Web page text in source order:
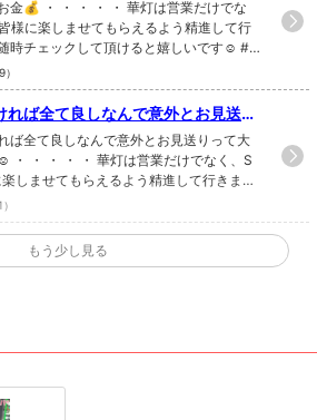
SNSも皆様に楽しませてもらえるよ
行きますので随時チェックして頂け
です☺️#新宿 #キャバクラ #華灯 #ti
金💰 ・ ・ ・ ・ ・ 華灯は営業だけでな
様に楽しませてもらえるよう精進して行
時チェックして頂けると嬉しいです☺️ #
インスタのフォローといいね！もお願い
れば全て良しなんで意外とお見送り
すよね☺️ ・ ・ ・ ・ ・ 華灯は営業だ
SNSも皆様に楽しませてもらえるよ
行きますので随時チェックして頂け
です☺️#新宿 #キャバクラ #tiktok #
ば全て良しなんで意外とお見送りって大
・ ・ ・ ・ ・ 華灯は営業だけでなく、S
しませてもらえるよう精進して行きます
ックして頂けると嬉しいです☺️ #新宿 #キ
のフォローといいね！もお願いします❤︎
戦！ ・ ・ ・ ・ ・ 華灯は営業だけで
も皆様に楽しませてもらえるよう精
！ ・ ・ ・ ・ ・ 華灯は営業だけでなく、
タのフォローといいね！もお願いします
SNSも皆様に楽しませてもらえるよ
〜⤴︎ ・ ・ ・ ・ ・ 華灯は営業だけでな
もう少し見る